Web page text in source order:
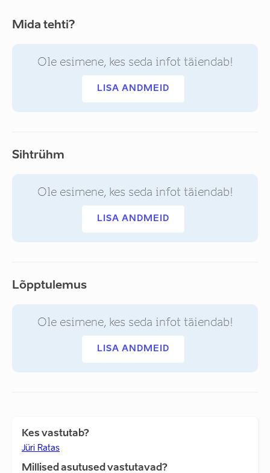
Mida tehti?
Ole esimene, kes seda infot täiendab!
LISA ANDMEID
Sihtrühm
Ole esimene, kes seda infot täiendab!
LISA ANDMEID
Lõpptulemus
Ole esimene, kes seda infot täiendab!
LISA ANDMEID
Kes vastutab?
Jüri Ratas
Millised asutused vastutavad?